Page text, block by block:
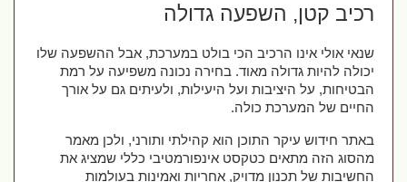
רכיב קטן, השפעה גדולה
שנאי אולי אינו הרכיב הכי בולט במערכת, אבל ההשפעה שלו
יכולה להיות גדולה מאוד. בחירה נכונה משפיעה על רמת
הבטיחות, על היציבות ועל היעילות, ולעיתים גם על אורך
החיים של המערכת כולה.
באתר חידוש עיקר התוכן הוא קהילתי ותורני, ולכן מאמר
מהסוג הזה מתאים כטקסט אינפורמטיבי כללי שמציג את
החשיבות של תכנון מדויק, אחריות ואמינות בעולמות